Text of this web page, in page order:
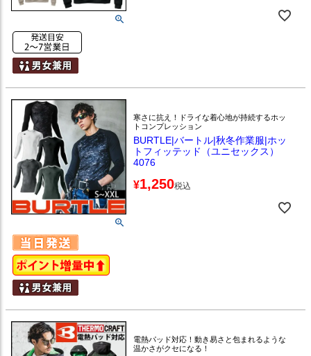
寒さに抗え！ドライな着心地が持続するホッ
トコンプレッション
BURTLE|バートル|秋冬作業服|ホッ
トフィッテッド（ユニセックス）
4076
¥1,250税込
電熱パッド対応！動き易さと包まれるような
温かさがクセになる！